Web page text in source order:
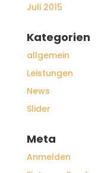
Juli 2015
Kategorien
allgemein
Leistungen
News
Slider
Meta
Anmelden